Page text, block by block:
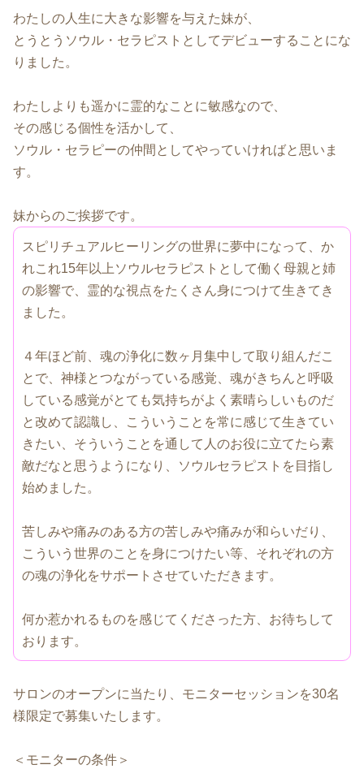
わたしの人生に大きな影響を与えた妹が、
とうとうソウル・セラピストとしてデビューすることにな
りました。
わたしよりも遥かに霊的なことに敏感なので、
その感じる個性を活かして、
ソウル・セラピーの仲間としてやっていければと思いま
す。
妹からのご挨拶です。
スピリチュアルヒーリングの世界に夢中になって、か
れこれ15年以上ソウルセラピストとして働く母親と姉
の影響で、霊的な視点をたくさん身につけて生きてき
ました。
４年ほど前、魂の浄化に数ヶ月集中して取り組んだこ
とで、神様とつながっている感覚、魂がきちんと呼吸
している感覚がとても気持ちがよく素晴らしいものだ
と改めて認識し、こういうことを常に感じて生きてい
きたい、そういうことを通して人のお役に立てたら素
敵だなと思うようになり、ソウルセラピストを目指し
始めました。
苦しみや痛みのある方の苦しみや痛みが和らいだり、
こういう世界のことを身につけたい等、それぞれの方
の魂の浄化をサポートさせていただきます。
何か惹かれるものを感じてくださった方、お待ちして
おります。
サロンのオープンに当たり、モニターセッションを30名
様限定で募集いたします。
＜モニターの条件＞